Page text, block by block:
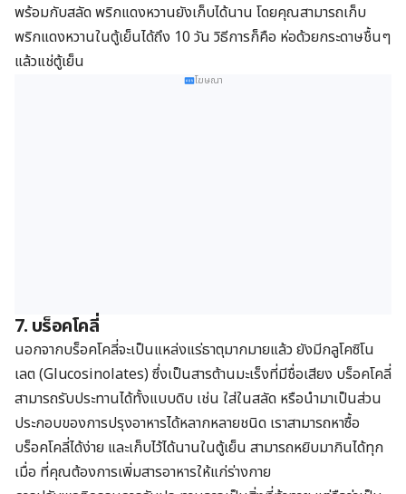
พร้อมกับสลัด พริกแดงหวานยังเก็บได้นาน โดยคุณสามารถเก็บ
พริกแดงหวานในตู้เย็นได้ถึง 10 วัน วิธีการก็คือ ห่อด้วยกระดาษชื้นๆ
แล้วแช่ตู้เย็น
โฆษณา
7. บร็อคโคลี่
นอกจากบร็อคโคลี่จะเป็นแหล่งแร่ธาตุมากมายแล้ว ยังมีกลูโคซิโน
เลต (Glucosinolates) ซึ่งเป็นสารต้านมะเร็งที่มีชื่อเสียง บร็อคโคลี่
สามารถรับประทานได้ทั้งแบบดิบ เช่น ใส่ในสลัด หรือนำมาเป็นส่วน
ประกอบของการปรุงอาหารได้หลากหลายชนิด เราสามารถหาซื้อ
บร็อคโคลี่ได้ง่าย และเก็บไว้ได้นานในตู้เย็น สามารถหยิบมากินได้ทุก
เมื่อ ที่คุณต้องการเพิ่มสารอาหารให้แก่ร่างกาย